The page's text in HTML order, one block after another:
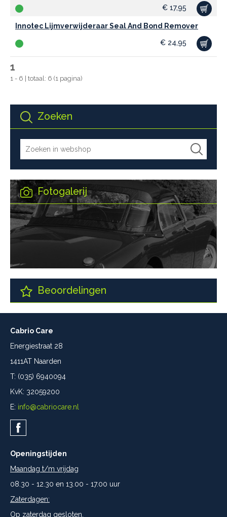
Zoeken
Fotogalerij
Beoordelingen
€ 17,95
Innotec Lijmverwijderaar Seal And Bond Remover
€ 24,95
1
1 - 6 | totaal: 6 (1 pagina)
Cabrio Care
Energiestraat 28
1411AT Naarden
T: (035) 6940094
KvK: 32059200
E: info@cabriocare.nl
Openingstijden
Maandag t/m vrijdag
08.30 - 12.30 en 13.00 - 17.00 uur
Zaterdagen:
Op zaterdag gesloten.